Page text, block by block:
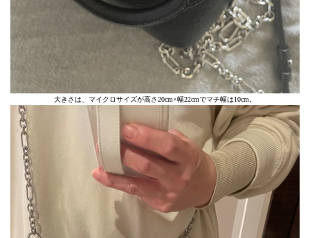
大きさは、マイクロサイズが高さ20cm×幅22cmでマチ幅は10cm。